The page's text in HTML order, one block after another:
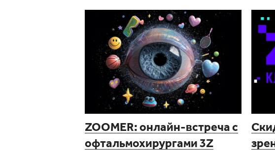
ZOOMER: онлайн-встреча с
офтальмохирургами 3Z